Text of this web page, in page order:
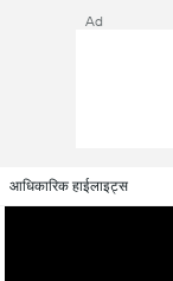
Ad
आधिकारिक हाईलाइट्स